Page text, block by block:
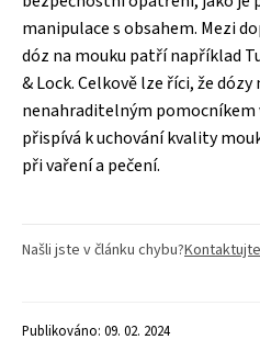
manipulace s obsahem. Mezi
dóz na mouku patří například
& Lock. Celkově lze říci, že dózy
nenahraditelným pomocníkem
přispívá k uchování kvality
při vaření a pečení.
Našli jste v článku chybu?
Publikováno: 09. 02. 2024